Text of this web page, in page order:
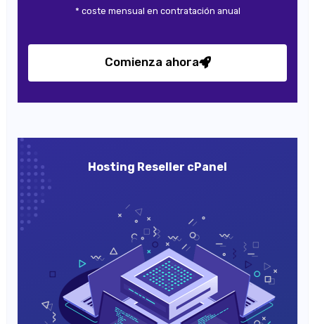
* coste mensual en contratación anual
Comienza ahora
Hosting Reseller cPanel